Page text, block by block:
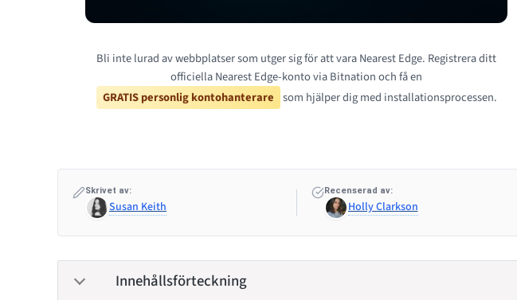
Bli inte lurad av webbplatser som utger sig för att vara Nearest Edge. Registrera ditt
officiella Nearest Edge-konto via Bitnation och få en
GRATIS personlig kontohanterare som hjälper dig med installationsprocessen.
Skrivet av:
Susan Keith
Recenserad av:
Holly Clarkson
Innehållsförteckning